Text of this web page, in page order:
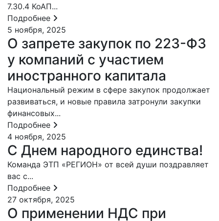
7.30.4 КоАП...
Подробнее
5 ноября, 2025
О запрете закупок по 223-ФЗ
у компаний с участием
иностранного капитала
Национальный режим в сфере закупок продолжает
развиваться, и новые правила затронули закупки
финансовых...
Подробнее
4 ноября, 2025
С Днем народного единства!
Команда ЭТП «РЕГИОН» от всей души поздравляет
вас с...
Подробнее
27 октября, 2025
О применении НДС при